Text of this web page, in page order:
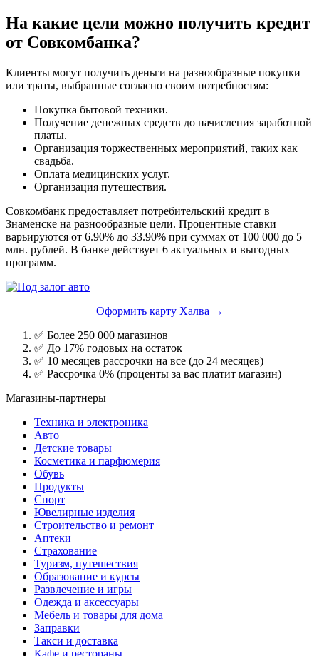
На какие цели можно получить кредит
от Совкомбанка?
Клиенты могут получить деньги на разнообразные покупки
или траты, выбранные согласно своим потребностям:
Покупка бытовой техники.
Получение денежных средств до начисления заработной
платы.
Организация торжественных мероприятий, таких как
свадьба.
Оплата медицинских услуг.
Организация путешествия.
Совкомбанк предоставляет потребительский кредит в
Знаменске на разнообразные цели. Процентные ставки
варьируются от 6.90% до 33.90% при суммах от 100 000 до 5
млн. рублей. В банке действует 6 актуальных и выгодных
программ.
Оформить карту Халва →
✅ Более 250 000 магазинов
✅ До 17% годовых на остаток
✅ 10 месяцев рассрочки на все (до 24 месяцев)
✅ Рассрочка 0% (проценты за вас платит магазин)
Магазины-партнеры
Техника и электроника
Авто
Детские товары
Косметика и парфюмерия
Обувь
Продукты
Спорт
Ювелирные изделия
Строительство и ремонт
Аптеки
Страхование
Туризм, путешествия
Образование и курсы
Развлечение и игры
Одежда и аксессуары
Мебель и товары для дома
Заправки
Такси и доставка